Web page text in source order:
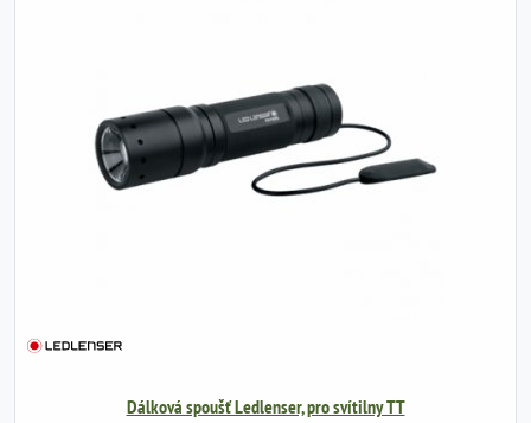
Dálková spoušť Ledlenser, pro svítilny TT